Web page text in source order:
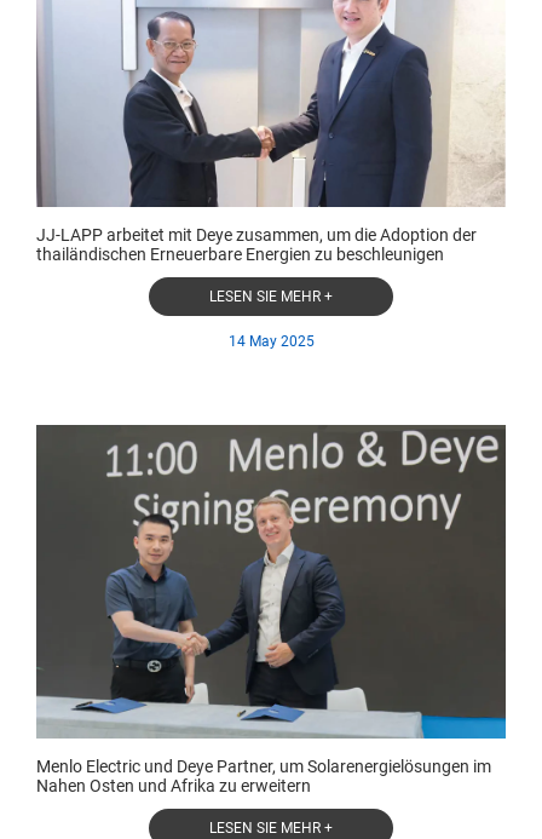
JJ-LAPP arbeitet mit Deye zusammen, um die Adoption der
thailändischen Erneuerbare Energien zu beschleunigen
LESEN SIE MEHR +
14 May 2025
Menlo Electric und Deye Partner, um Solarenergielösungen im
Nahen Osten und Afrika zu erweitern
LESEN SIE MEHR +